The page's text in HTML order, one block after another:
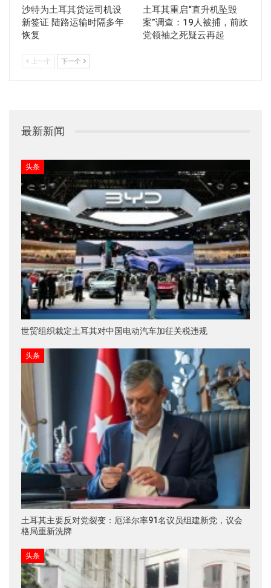
沙特为土耳其货运司机设
新签证 陆路运输时隔多年
恢复
土耳其重启“直升机坠毁
案”调查：19人被捕，前政
党领袖之死疑云再起
上一个 下一个
最新新闻
头条
世贸组织裁定土耳其对中国电动汽车加征关税违规
头条
土耳其主要反对党裂变：厄泽尔率91名议员组建新党，议会
格局重新洗牌
头条